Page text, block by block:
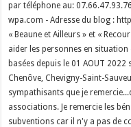
par téléphone au:
wpa.com - Adresse du blog :
« Beaune et Ailleurs » et «
aider les personnes en
basées depuis le 01 AOUT
Chenôve, Chevigny-Saint-
sympathisants que je
associations. Je remercie les
subventions car il n'y a pas de